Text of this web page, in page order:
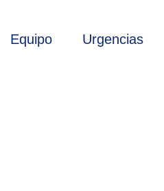
Equipo Urgencias